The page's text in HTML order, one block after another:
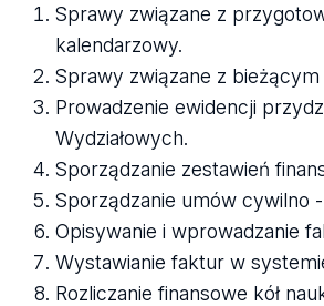
Sprawy związane z
kalendarzowy.
Sprawy związane z
Prowadzenie ewidencji
Wydziałowych.
Sporządzanie zestawień
Sporządzanie umów cywilno
Opisywanie i wprowadzanie
Wystawianie faktur w
Rozliczanie finansowe kół